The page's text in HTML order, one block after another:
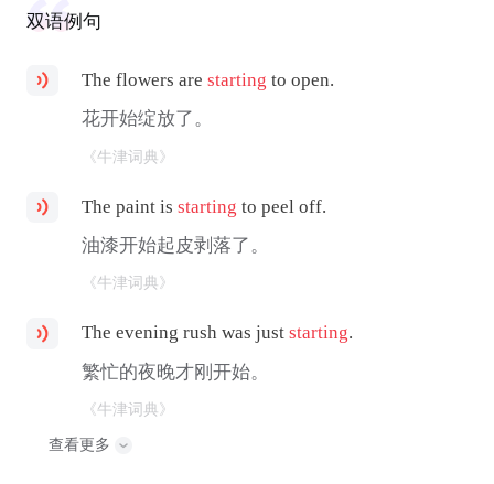
双语例句
The flowers arestarting to open.
花开始绽放了。
《牛津词典》
The paint isstarting to peel off.
油漆开始起皮剥落了。
《牛津词典》
The evening rush was juststarting.
繁忙的夜晚才刚开始。
《牛津词典》
查看更多